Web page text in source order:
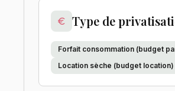
Type de
Forfait consommation (budget
Location sèche (budget location)